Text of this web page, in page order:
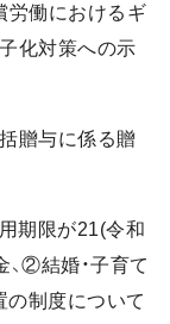
労働におけるギ
化対策への示
贈与に係る贈
期限が21(令和
②結婚・子育て
の制度について